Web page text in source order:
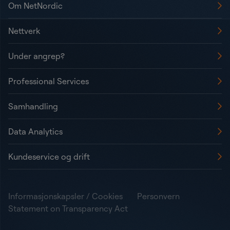
Om NetNordic
Nettverk
Under angrep?
Professional Services
Samhandling
Data Analytics
Kundeservice og drift
Informasjonskapsler / Cookies
Personvern
Statement on Transparency Act